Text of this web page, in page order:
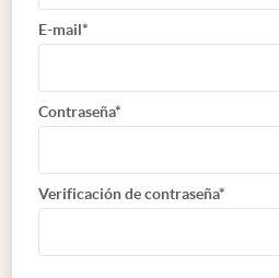
E-mail*
Contraseña*
Verificación de contraseña*